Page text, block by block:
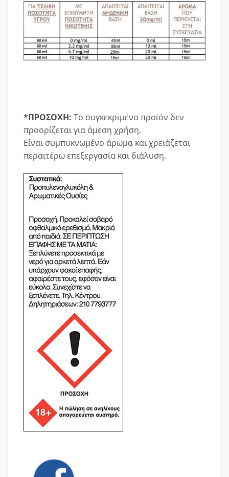
*ΠΡΟΣΟΧΗ: Το συγκεκριμένο προϊόν δεν
προορίζεται για άμεση χρήση.
Είναι συμπυκνωμένο άρωμα και χρειάζεται
περαιτέρω επεξεργασία και διάλυση.